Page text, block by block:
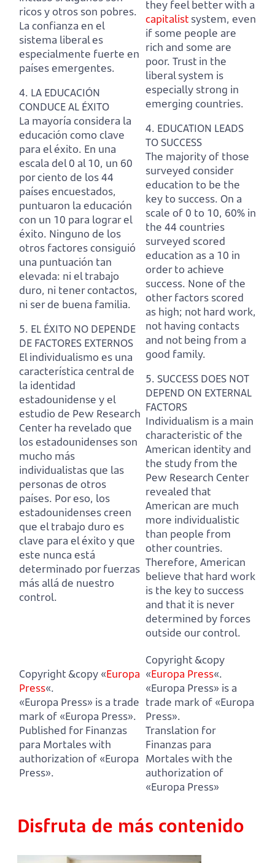
ricos y otros son pobres.
La confianza en el
sistema liberal es
especialmente fuerte en
países emergentes.
4. LA EDUCACIÓN
CONDUCE AL ÉXITO
La mayoría considera la
educación como clave
para el éxito. En una
escala del 0 al 10, un 60
por ciento de los 44
países encuestados,
puntuaron la educación
con un 10 para lograr el
éxito. Ninguno de los
otros factores consiguió
una puntuación tan
elevada: ni el trabajo
duro, ni tener contactos,
ni ser de buena familia.
5. EL ÉXITO NO DEPENDE
DE FACTORES EXTERNOS
El individualismo es una
característica central de
la identidad
estadounidense y el
estudio de Pew Research
Center ha revelado que
los estadounidenses son
mucho más
individualistas que las
personas de otros
países. Por eso, los
estadounidenses creen
que el trabajo duro es
clave para el éxito y que
este nunca está
determinado por fuerzas
más allá de nuestro
control.
they feel better with a
capitalist system, even
if some people are
rich and some are
poor. Trust in the
liberal system is
especially strong in
emerging countries.
4. EDUCATION LEADS
TO SUCCESS
The majority of those
surveyed consider
education to be the
key to success. On a
scale of 0 to 10, 60% in
the 44 countries
surveyed scored
education as a 10 in
order to achieve
success. None of the
other factors scored
as high; not hard work,
not having contacts
and not being from a
good family.
5. SUCCESS DOES NOT
DEPEND ON EXTERNAL
FACTORS
Individualism is a main
characteristic of the
American identity and
the study from the
Pew Research Center
revealed that
American are much
more individualistic
than people from
other countries.
Therefore, American
believe that hard work
is the key to success
and that it is never
determined by forces
outside our control.
Copyright &copy «Europa
Press«.
«Europa Press» is a trade
mark of «Europa Press».
Published for Finanzas
para Mortales with
authorization of «Europa
Press».
Copyright &copy
«Europa Press«.
«Europa Press» is a
trade mark of «Europa
Press».
Translation for
Finanzas para
Mortales with the
authorization of
«Europa Press»
Disfruta de más contenido